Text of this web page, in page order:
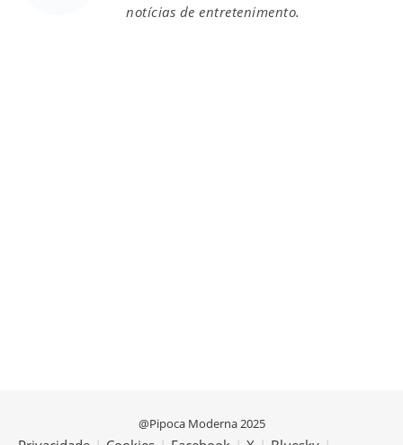
notícias de entretenimento.
@Pipoca Moderna 2025